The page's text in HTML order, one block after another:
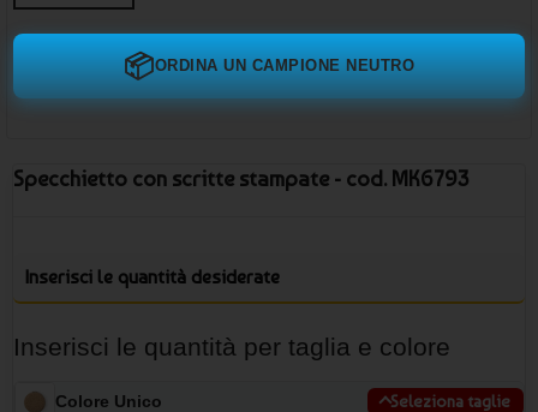
📦ORDINA UN CAMPIONE NEUTRO
Specchietto con scritte stampate - cod. MK6793
Inserisci le quantità desiderate
Inserisci le quantità per taglia e colore
Colore Unico Seleziona taglie